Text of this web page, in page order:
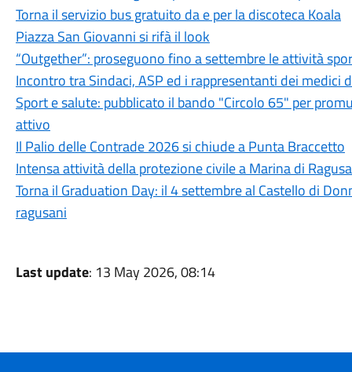
Torna il servizio bus gratuito da e per la discoteca Koala
Piazza San Giovanni si rifà il look
“Outgether”: proseguono fino a settembre le attività
Incontro tra Sindaci, ASP ed i rappresentanti dei medici
Sport e salute: pubblicato il bando "Circolo 65" per
attivo
Il Palio delle Contrade 2026 si chiude a Punta Braccetto
Intensa attività della protezione civile a Marina di Ragusa
Torna il Graduation Day: il 4 settembre al Castello di
ragusani
Last update: 13 May 2026, 08:14